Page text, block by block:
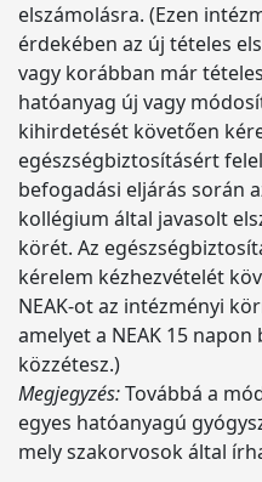
elszámolásra. (Ezen
érdekében az új tételes
vagy korábban már
hatóanyag új vagy
kihirdetését követően
egészségbiztosításért
befogadási eljárás során
kollégium által javasolt
körét. Az
kérelem kézhezvételét
NEAK-ot az intézményi
amelyet a NEAK 15
közzétesz.)
Megjegyzés:Továbbá a
egyes hatóanyagú
mely szakorvosok által